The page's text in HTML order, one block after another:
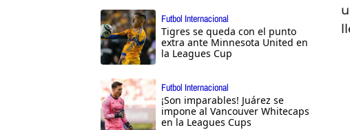
Futbol Internacional
Tigres se queda con el punto
extra ante Minnesota United en
la Leagues Cup
Futbol Internacional
¡Son imparables! Juárez se
impone al Vancouver Whitecaps
en la Leagues Cups